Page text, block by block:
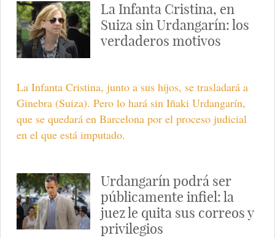
La Infanta Cristina, en
Suiza sin Urdangarín: los
verdaderos motivos
La Infanta Cristina, junto a sus hijos, se trasladará a
Ginebra (Suiza). Pero lo hará sin Iñaki Urdangarín,
que se quedará en Barcelona por el proceso judicial
en el que está imputado.
Urdangarín podrá ser
públicamente infiel: la
juez le quita sus correos y
privilegios